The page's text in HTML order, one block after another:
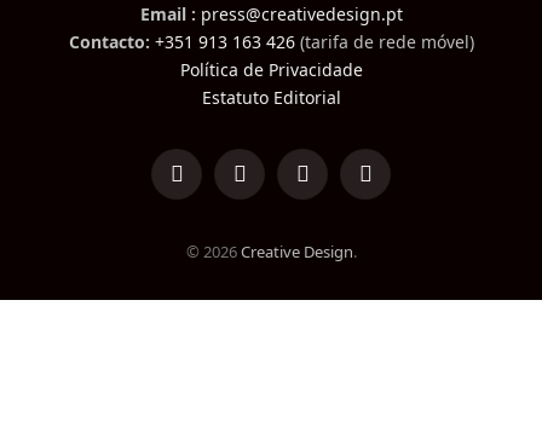
Email : press@creativedesign.pt
Contacto: +351 913 163 426(tarifa de rede móvel)
Política de Privacidade
Estatuto Editorial
LinkedInFacebookInstagramTikTok
© 2026Creative Design.